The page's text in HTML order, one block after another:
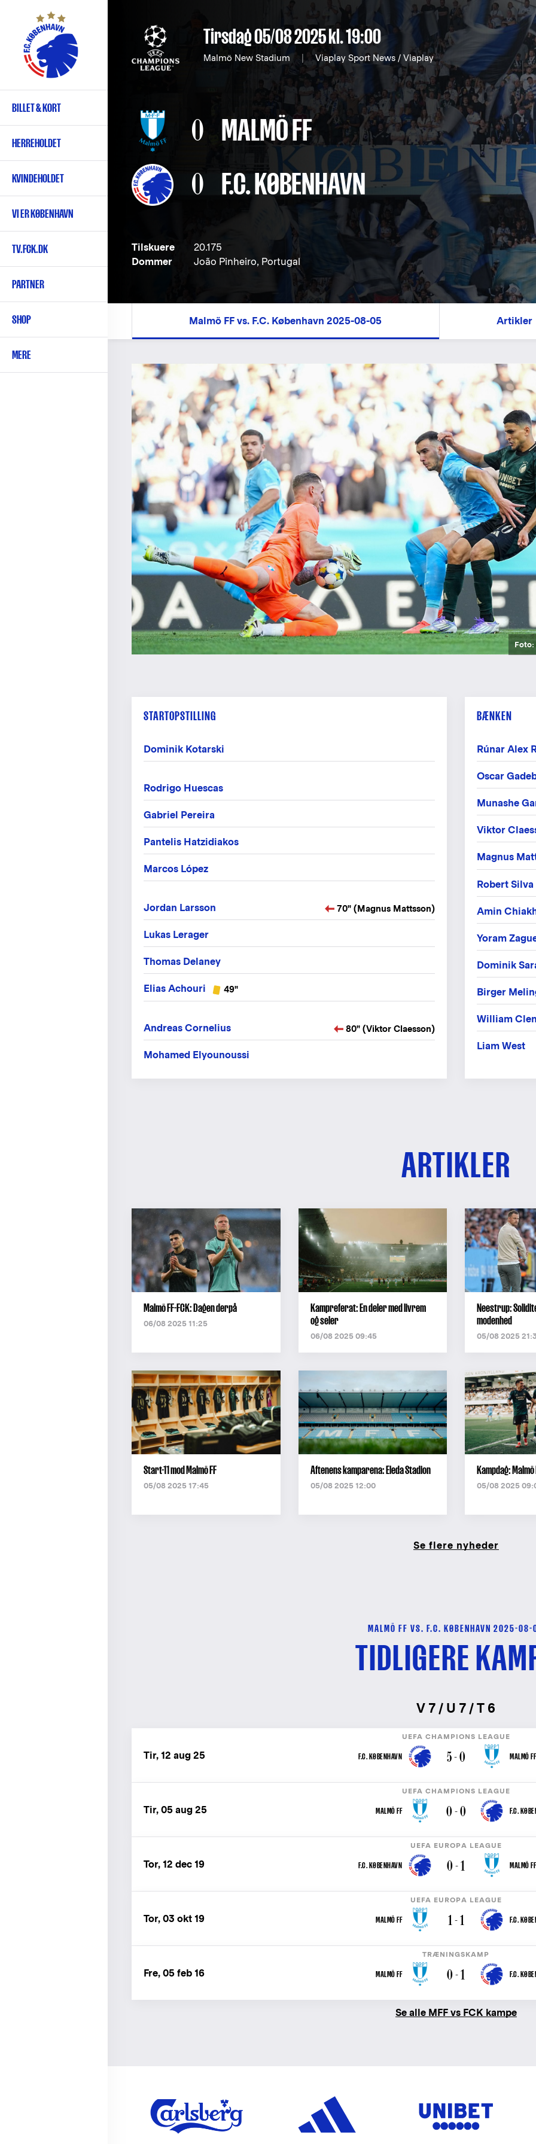
hovedindhold
Primær
navigation
BILLET & KORT
HERREHOLDET
KVINDEHOLDET
VI ER KØBENHAVN
TV.FCK.DK
PARTNER
SHOP
MERE
Tirsdag 05/08 2025kl. 19:00
Malmö New Stadium Viaplay Sport News / Viaplay
0 MALMÖ FF
0 F.C. KØBENHAVN
Tilskuere
20.175
Dommer
João Pinheiro, Portugal
Malmö FF vs. F.C. København 2025-08-05 Artikler
Foto:
Foto:
Foto:
Foto:
Foto:
STARTOPSTILLING
Dominik Kotarski
Rodrigo Huescas
Gabriel Pereira
Pantelis Hatzidiakos
Marcos López
Jordan Larsson 70" (Magnus Mattsson)
Lukas Lerager
Thomas Delaney
Elias Achouri 49"
Andreas Cornelius 80" (Viktor Claesson)
Mohamed Elyounoussi
BÆNKEN
Rúnar Alex
Oscar
Munashe
Viktor
Magnus
Robert Silva
Amin
Yoram
Dominik
Birger
William
Liam West
ARTIKLER
Malmö FF-FCK: Dagen derpå
06/08 2025 11:25
Kampreferat: En deler med livrem
og seler
06/08 2025 09:45
Neestrup:
modenhed
05/08 2025
Start-11 mod Malmö FF
05/08 2025 17:45
Aftenens kamparena: Eleda Stadion
05/08 2025 12:00
Kampdag: Malmö
05/08 2025
Se flere nyheder
MALMÖ FF VS. F.C. KØBENHAVN 2025-08-
TIDLIGERE
V 7 / U 7 / T 6
UEFA CHAMPIONS LEAGUE
Tir, 12 aug 25 F.C. KØBENHAVN 5 - 0 MALMÖ FF
UEFA CHAMPIONS LEAGUE
Tir, 05 aug 25 MALMÖ FF 0 - 0 F.C.
UEFA EUROPA LEAGUE
Tor, 12 dec 19 F.C. KØBENHAVN 0 - 1 MALMÖ FF
UEFA EUROPA LEAGUE
Tor, 03 okt 19 MALMÖ FF 1 - 1 F.C.
TRÆNINGSKAMP
Fre, 05 feb 16 MALMÖ FF 0 - 1 F.C.
Se alle MFF vs FCK kampe